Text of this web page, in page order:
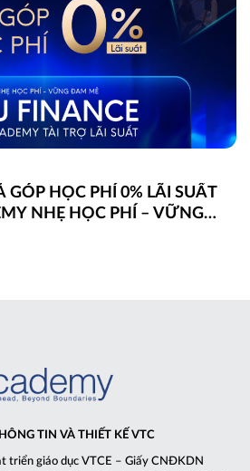
GÓP HỌC PHÍ 0% LÃI SUẤT
NHẸ HỌC PHÍ – VỮNG
TIN VÀ THIẾT KẾ VTC
triển giáo dục VTCE – Giấy CNĐKDN